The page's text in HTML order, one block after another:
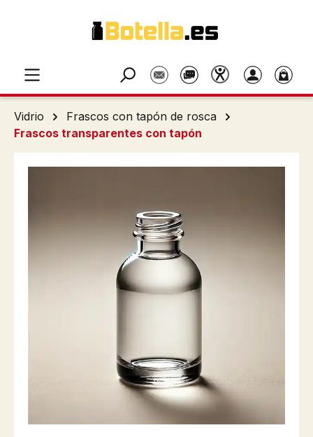
Vidrio
Frascos con tapón de rosca
Frascos transparentes con tapón